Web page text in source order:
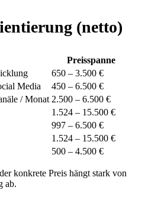
(netto)
Preisspanne
650 – 3.500 €
Media
450 – 6.500 €
/ Monat 2.500 – 6.500 €
1.524 – 15.500 €
997 – 6.500 €
1.524 – 15.500 €
500 – 4.500 €
konkrete Preis hängt stark von
ab.